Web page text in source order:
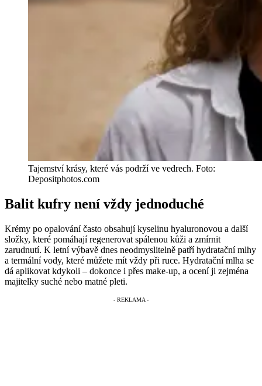
Tajemství krásy, které vás podrží ve vedrech. Foto:
Depositphotos.com
Balit kufry není vždy jednoduché
Krémy po opalování často obsahují kyselinu hyaluronovou a další
složky, které pomáhají regenerovat spálenou kůži a zmírnit
zarudnutí. K letní výbavě dnes neodmyslitelně patří hydratační mlhy
a termální vody, které můžete mít vždy při ruce. Hydratační mlha se
dá aplikovat kdykoli – dokonce i přes make-up, a ocení ji zejména
majitelky suché nebo matné pleti.